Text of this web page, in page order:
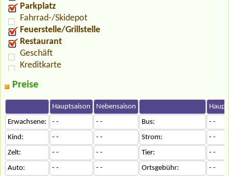
Parkplatz
Fahrrad-/Skidepot
Feuerstelle/Grillstelle
Restaurant
Geschäft
Kreditkarte
Preise
Hauptsaison Nebensaison
Erwachsene:
- - - - Bus:
- -
Kind:
- - - - Strom:
- -
Zelt:
- - - - Tier:
- -
Auto:
- - - - Ortsgebühr:
- -